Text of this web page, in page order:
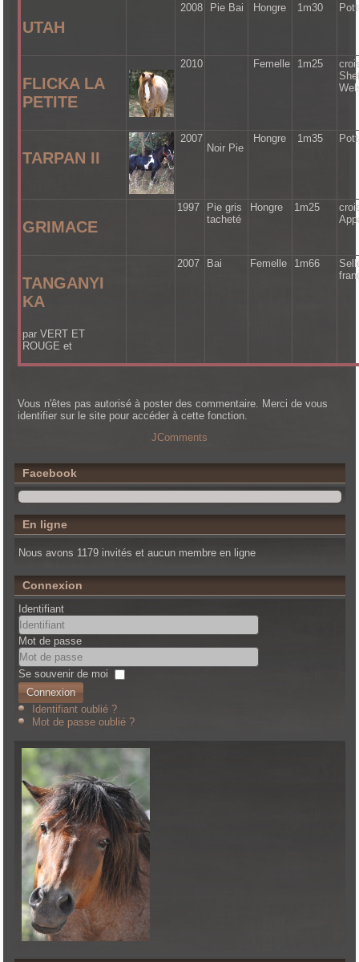
UTAH
2008 Pie Bai Hongre 1m30
FLICKA LA
PETITE
2010 Femelle 1m25
TARPAN II
2007
Noir Pie
Hongre 1m35
GRIMACE
1997
Pie gris
tacheté
Hongre 1m25
TANGANYI
KA
par VERT ET
ROUGE et
2007 Bai Femelle 1m66
Vous n'êtes pas autorisé à poster des commentaire. Merci de vous
identifier sur le site pour accéder à cette fonction.
JComments
Facebook
En ligne
Nous avons 1179 invités et aucun membre en ligne
Connexion
Identifiant
Mot de passe
Se souvenir de moi
Connexion
Identifiant oublié ?
Mot de passe oublié ?